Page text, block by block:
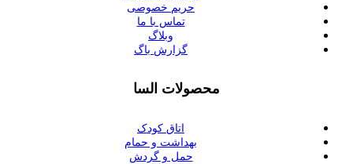
حریم خصوصی
تماس با ما
وبلاگ
گزارش باگ
محصولات السا
اتاق کودک
بهداشت و حمام
حمل و گردش